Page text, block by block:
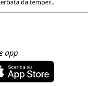
da temper...
app